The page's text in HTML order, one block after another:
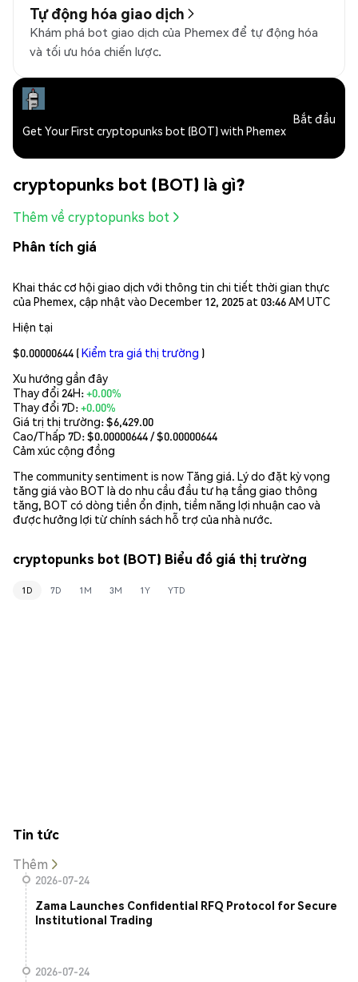
Tự động hóa giao dịch
Khám phá bot giao dịch của Phemex để tự động hóa
và tối ưu hóa chiến lược.
Get Your First cryptopunks bot (BOT) with Phemex
Bắt đầu
cryptopunks bot (BOT) là gì?
Thêm về cryptopunks bot
Phân tích giá
Khai thác cơ hội giao dịch với thông tin chi tiết thời gian thực
của Phemex, cập nhật vào December 12, 2025 at 03:46 AM UTC
Hiện tại
$0.00000644 (Kiểm tra giá thị trường )
Xu hướng gần đây
Thay đổi 24H:+0.00%
Thay đổi 7D:+0.00%
Giá trị thị trường:$6,429.00
Cao/Thấp 7D: $0.00000644/ $0.00000644
Cảm xúc cộng đồng
The community sentiment is now Tăng giá. Lý do đặt kỳ vọng
tăng giá vào BOT là do nhu cầu đầu tư hạ tầng giao thông
tăng, BOT có dòng tiền ổn định, tiềm năng lợi nhuận cao và
được hưởng lợi từ chính sách hỗ trợ của nhà nước.
cryptopunks bot (BOT) Biểu đồ giá thị trường
1D 7D 1M 3M 1Y YTD
Tin tức
Thêm
2026-07-24
Zama Launches Confidential RFQ Protocol for Secure
Institutional Trading
2026-07-24